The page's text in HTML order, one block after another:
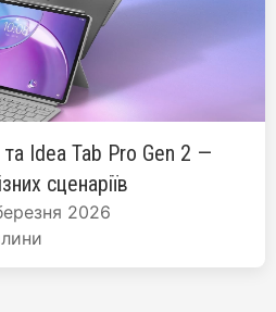
Idea Tab Pro Gen 2 —
сценаріїв
2026